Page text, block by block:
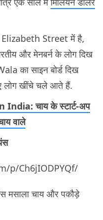
Elizabeth Street में है,
और मेनबर्न के लोग दिख
का साइन बोर्ड दिख
लोग खींचे चले आते हैं.
चाय के स्टार्ट-अप
वाले
p/Ch6jIODPYQf/
मसाला चाय और पकौड़े